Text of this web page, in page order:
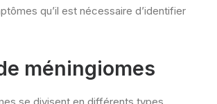
qu’il est nécessaire d’identifier
méningiomes